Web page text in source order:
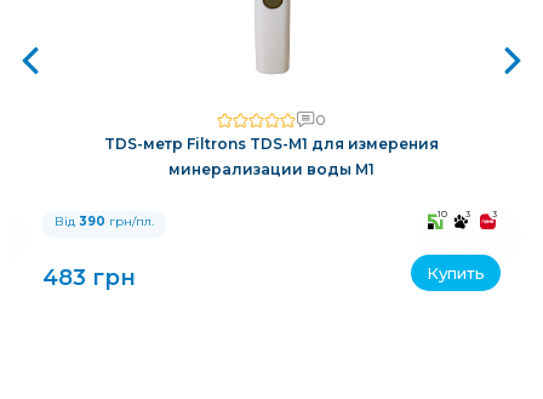
0
TDS-метр Filtrons TDS-M1 для измерения
минерализации воды M1
Від 390 грн/пл. 10 3 3
483 грн Купить